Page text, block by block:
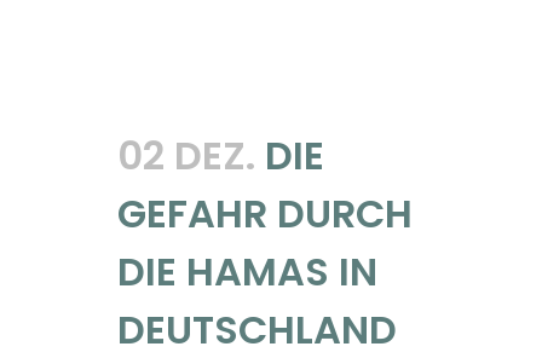
02 DEZ. DIE
GEFAHR DURCH
DIE HAMAS IN
DEUTSCHLAND